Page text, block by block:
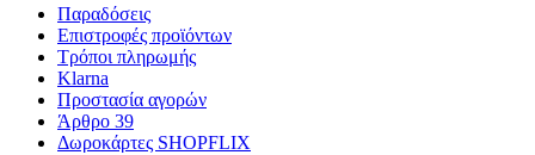
Παραδόσεις
Επιστροφές προϊόντων
Τρόποι πληρωμής
Klarna
Προστασία αγορών
Άρθρο 39
Δωροκάρτες SHOPFLIX